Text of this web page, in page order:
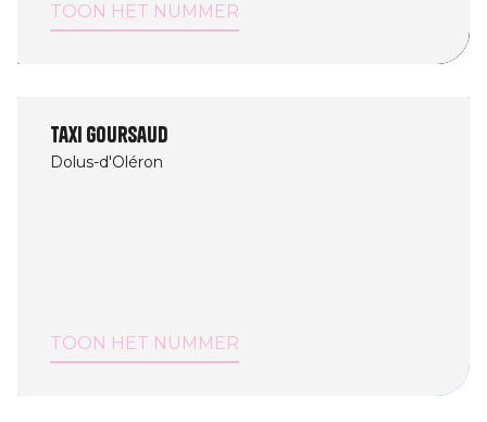
TOON HET NUMMER
Taxi Goursaud
Dolus-d'Oléron
TOON HET NUMMER